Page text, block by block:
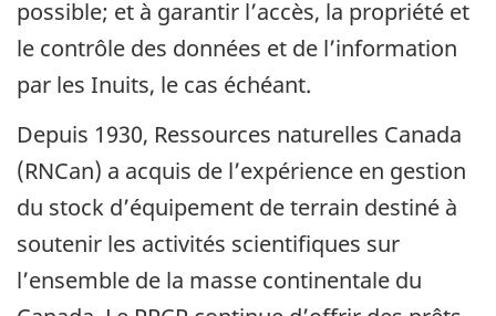
possible; et à garantir l’accès, la propriété et
le contrôle des données et de l’information
par les Inuits, le cas échéant.
Depuis 1930, Ressources naturelles Canada
(RNCan) a acquis de l’expérience en gestion
du stock d’équipement de terrain destiné à
soutenir les activités scientifiques sur
l’ensemble de la masse continentale du